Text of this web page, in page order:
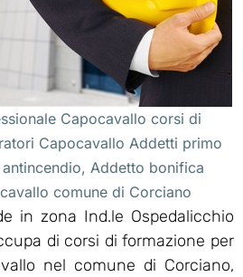
Capocavallo corsi di
Capocavallo Addetti primo
Addetto bonifica
comune di Corciano
in zona Ind.le Ospedalicchio
di corsi di formazione per
nel comune di Corciano,